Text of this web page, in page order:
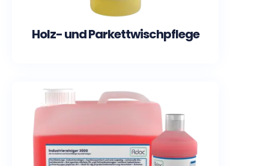
Holz- und Parkettwischpflege